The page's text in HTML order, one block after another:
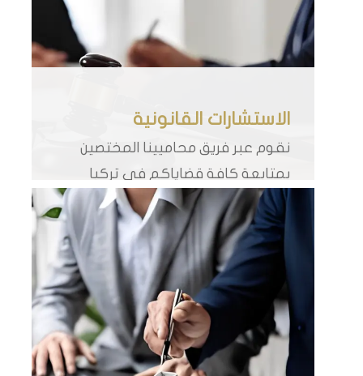
الاستشارات القانونية
نقوم عبر فريق محاميينا المختصين
بمتابعة كافة قضاياكم في تركيا
وتقديم كافة الاستشارات القانونية
التي تحتاجونها وبما يلزم من توجيه
قانوني لرجال الأعمال في تركيا في
تركيا في مختلف المجالات